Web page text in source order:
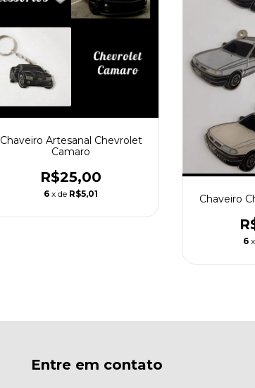
Chaveiro Artesanal Chevrolet
Camaro
R$25,00
6 x de R$5,01 Chaveiro
6
Entre em contato